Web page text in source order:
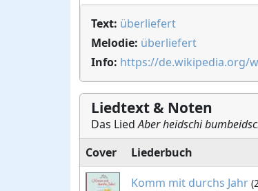
Text: überliefert
Melodie: überliefert
Info: https://de.wikipedia.org/
Liedtext & Noten
Das LiedAber heidschi
Cover
Liederbuch
Komm mit durchs Jahr